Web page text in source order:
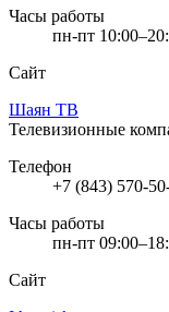
Часы работы
пн-пт
Сайт
Шаян ТВ
Телевизионные
Телефон
+7 (843) 570-
Часы работы
пн-пт
Сайт